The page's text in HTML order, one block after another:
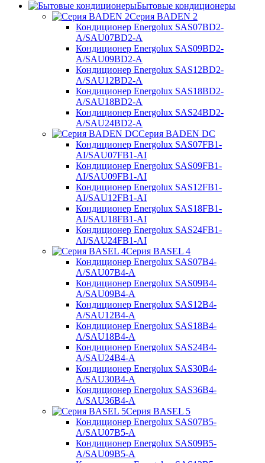
Бытовые кондиционеры
Серия BADEN 2
Кондиционер Energolux SAS07BD2-
A/SAU07BD2-A
Кондиционер Energolux SAS09BD2-
A/SAU09BD2-A
Кондиционер Energolux SAS12BD2-
A/SAU12BD2-A
Кондиционер Energolux SAS18BD2-
A/SAU18BD2-A
Кондиционер Energolux SAS24BD2-
A/SAU24BD2-A
Серия BADEN DC
Кондиционер Energolux SAS07FB1-
AI/SAU07FB1-AI
Кондиционер Energolux SAS09FB1-
AI/SAU09FB1-AI
Кондиционер Energolux SAS12FB1-
AI/SAU12FB1-AI
Кондиционер Energolux SAS18FB1-
AI/SAU18FB1-AI
Кондиционер Energolux SAS24FB1-
AI/SAU24FB1-AI
Серия BASEL 4
Кондиционер Energolux SAS07B4-
A/SAU07B4-A
Кондиционер Energolux SAS09B4-
A/SAU09B4-A
Кондиционер Energolux SAS12B4-
A/SAU12B4-A
Кондиционер Energolux SAS18B4-
A/SAU18B4-A
Кондиционер Energolux SAS24B4-
A/SAU24B4-A
Кондиционер Energolux SAS30B4-
A/SAU30B4-A
Кондиционер Energolux SAS36B4-
A/SAU36B4-A
Серия BASEL 5
Кондиционер Energolux SAS07B5-
A/SAU07B5-A
Кондиционер Energolux SAS09B5-
A/SAU09B5-A